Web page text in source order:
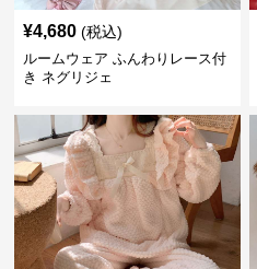
¥4,680 (税込)
ルームウェア ふんわりレース付
き ネグリジェ